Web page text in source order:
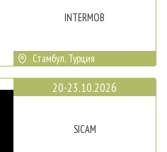
INTERMOB
Стамбул, Турция
20-23.10.2026
SICAM